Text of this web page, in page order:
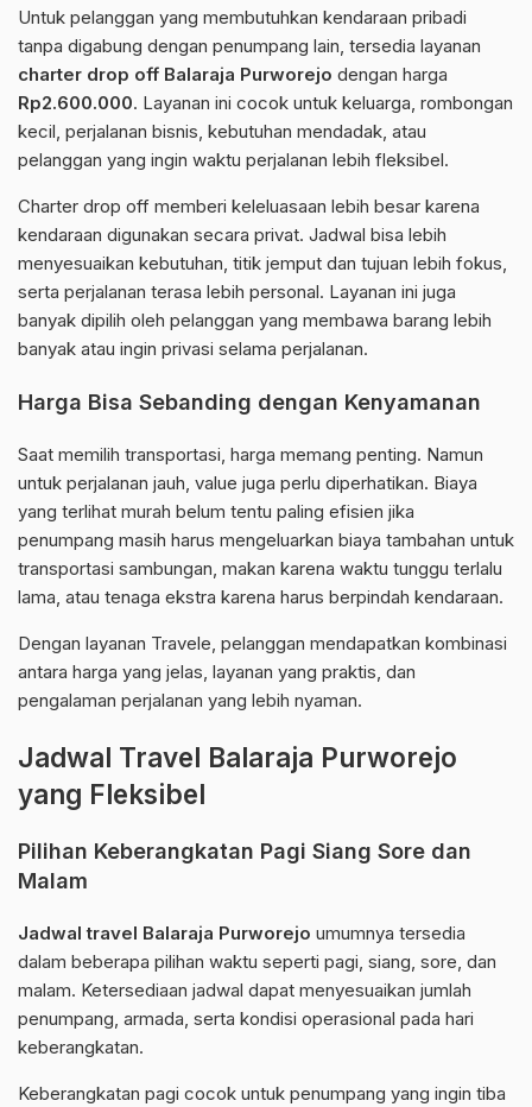
Untuk pelanggan yang membutuhkan kendaraan pribadi
tanpa digabung dengan penumpang lain, tersedia layanan
charter drop off Balaraja Purworejo dengan harga
Rp2.600.000. Layanan ini cocok untuk keluarga, rombongan
kecil, perjalanan bisnis, kebutuhan mendadak, atau
pelanggan yang ingin waktu perjalanan lebih fleksibel.
Charter drop off memberi keleluasaan lebih besar karena
kendaraan digunakan secara privat. Jadwal bisa lebih
menyesuaikan kebutuhan, titik jemput dan tujuan lebih fokus,
serta perjalanan terasa lebih personal. Layanan ini juga
banyak dipilih oleh pelanggan yang membawa barang lebih
banyak atau ingin privasi selama perjalanan.
Harga Bisa Sebanding dengan Kenyamanan
Saat memilih transportasi, harga memang penting. Namun
untuk perjalanan jauh, value juga perlu diperhatikan. Biaya
yang terlihat murah belum tentu paling efisien jika
penumpang masih harus mengeluarkan biaya tambahan untuk
transportasi sambungan, makan karena waktu tunggu terlalu
lama, atau tenaga ekstra karena harus berpindah kendaraan.
Dengan layanan Travele, pelanggan mendapatkan kombinasi
antara harga yang jelas, layanan yang praktis, dan
pengalaman perjalanan yang lebih nyaman.
Jadwal Travel Balaraja Purworejo
yang Fleksibel
Pilihan Keberangkatan Pagi Siang Sore dan
Malam
Jadwal travel Balaraja Purworejo umumnya tersedia
dalam beberapa pilihan waktu seperti pagi, siang, sore, dan
malam. Ketersediaan jadwal dapat menyesuaikan jumlah
penumpang, armada, serta kondisi operasional pada hari
keberangkatan.
Keberangkatan pagi cocok untuk penumpang yang ingin tiba